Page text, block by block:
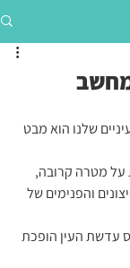
שלנו הוא מבט
על מטרה קרובה,
והפנימים של
עדשת העין הופכת